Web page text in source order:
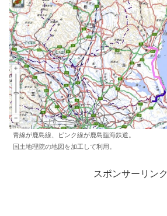
青線が鹿島線、ピンク線が鹿島臨海鉄道。
国土地理院の地図を加工して利用。
スポンサーリンク